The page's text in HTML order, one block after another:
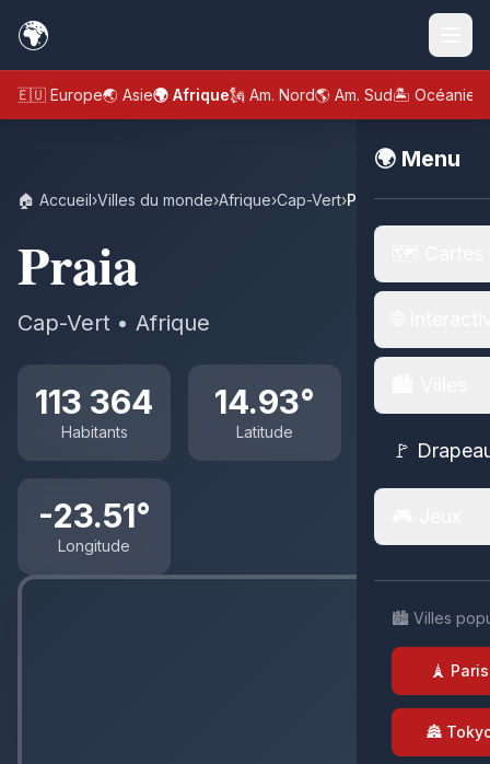
🌍
🇪🇺 Europe🌏 Asie🌍 Afrique🗽 Am. Nord🌎 Am. Sud🏝️ Océanie
🌍 Menu
🚩
🏙️ Villes
🗼 Paris
🏯
🏠 Accueil›Villes du monde›Afrique›Cap-Vert›Praia
Praia
Cap-Vert • Afrique
113 364
Habitants
14.93°
Latitude
-23.51°
Longitude